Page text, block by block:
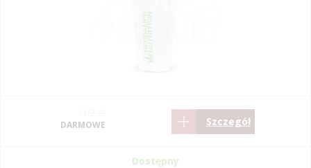
DARMOWE Szczegół
Dostępny